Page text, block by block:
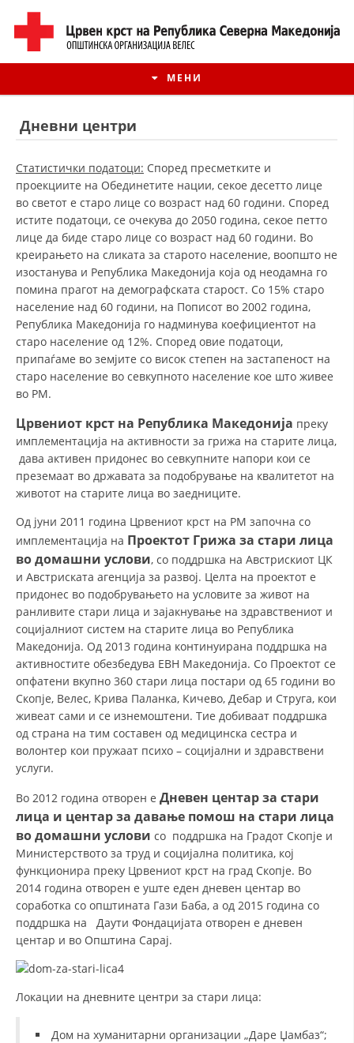
МЕНИ
ИСТОРИЈАТ НА ЦКРМ
ИСТОРИЈАТ НА ДВИЖЕЊЕТО
СТРУКТУРА НА ОРГАНИЗАЦИЈАТА
ЧЛЕНСТВО ВО ПРОФЕСИОНАЛНИ ТЕЛА
ЗАКОН ЗА ЦКРМ
ОРГАНИЗАЦИЈА И РАЗВОЈ
СОБРАНИЕ
СТРУКТУРА И ОРГАНИЗАЦИОНА ПОСТАВЕНОСТ
ДИСЕМИНАЦИЈА
MЕЃУНАРОДНО ХУМАНИТАРНО ПРАВО
УПОТРЕБА И ЗАШТИТА НА АМБЛЕМОТ
СОЦИЈАЛНО ХУМАНИТАРНА ДЕЈНОСТ
КАКО ДА ДОНИРАТЕ
ПОДГОТВЕНОСТ И ДЕЈСТВО ПРИ КАТАСТРОФИ
ТИМОВИ НА ООЦК
СПАСИТЕЛНА СТАНИЦА ВОДНО
ПРОЕКТИ – ПОДГОТВЕНОСТ И ДЕЈСТВУВАЊЕ ПРИ КАТАСТРОФИ
Дневни центри
Статистички податоци: Според пресметките и
проекциите на Обединетите нации, секое десетто лице
во светот е старо лице со возраст над 60 години. Според
истите податоци, се очекува до 2050 година, секое петто
лице да биде старо лице со возраст над 60 години. Во
креирањето на сликата за старото население, воопшто не
изостанува и Република Македонија која од неодамна го
помина прагот на демографската старост. Со 15% старо
население над 60 години, на Пописот во 2002 година,
Република Македонија го надминува коефициентот на
старо население од 12%. Според овие податоци,
припаѓаме во земјите со висок степен на застапеност на
старо население во севкупното население кое што живее
во РМ.
Црвениот крст на Република Македонија преку
имплементација на активности за грижа на старите лица,
дава активен придонес во севкупните напори кои се
преземаат во државата за подобрување на квалитетот на
животот на старите лица во заедниците.
Од јуни 2011 година Црвениот крст на РМ започна со
имплементација на Проектот Грижа за стари лица
во домашни услови, со поддршка на Австрискиот ЦК
и Австриската агенција за развој. Целта на проектот е
придонес во подобрувањето на условите за живот на
ранливите стари лица и зајакнување на здравствениот и
социјалниот систем на старите лица во Република
Македонија. Од 2013 година континуирана поддршка на
активностите обезбедува ЕВН Македонија. Со Проектот се
опфатени вкупно 360 стари лица постари од 65 години во
Скопје, Велес, Крива Паланка, Кичево, Дебар и Струга, кои
живеат сами и се изнемоштени. Тие добиваат поддршка
од страна на тим составен од медицинска сестра и
волонтер кои пружаат психо – социјални и здравствени
услуги.
Во 2012 година отворен е Дневен центар за стари
лица и центар за давање помош на стари лица
во домашни услови со поддршка на Градот Скопје и
Министерството за труд и социјална политика, кој
функционира преку Црвениот крст на град Скопје. Во
2014 година отворен е уште еден дневен центар во
соработка со општината Гази Баба, а од 2015 година со
поддршка на Даути Фондацијата отворен е дневен
центар и во Општина Сарај.
Локации на дневните центри за стари лица:
Дом на хуманитарни организации „Даре Џамбаз“;